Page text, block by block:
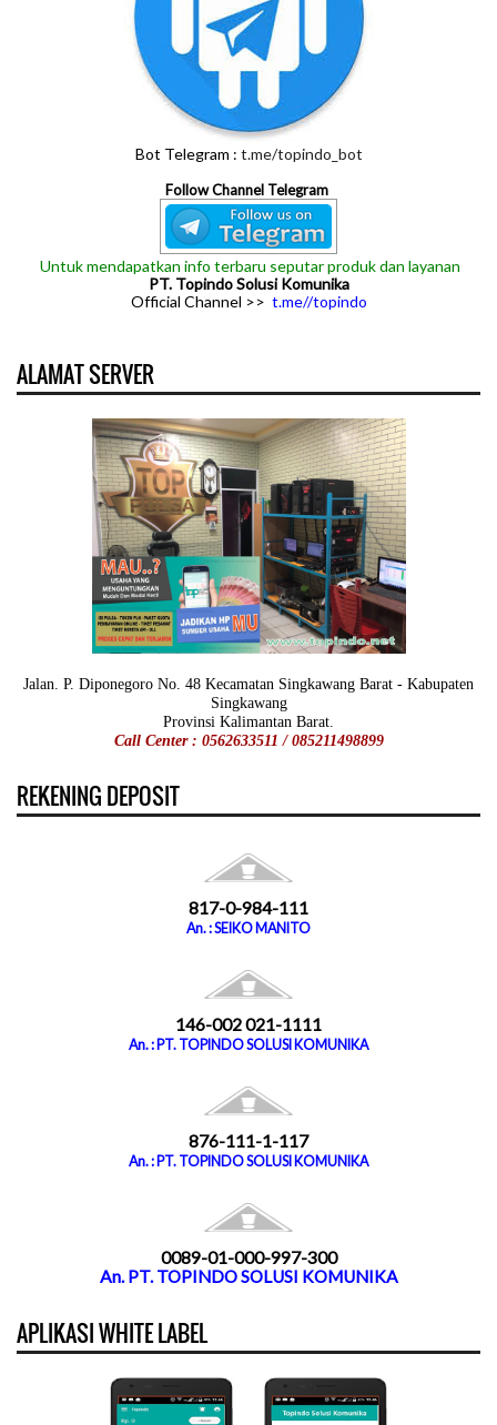
Bot Telegram : t.me/topindo_bot
Follow Channel Telegram
Untuk mendapatkan info terbaru seputar produk dan layanan
PT. Topindo Solusi Komunika
Official Channel >> t.me//topindo
ALAMAT SERVER
Jalan. P. Diponegoro No. 48 Kecamatan Singkawang Barat - Kabupaten
Singkawang
Provinsi Kalimantan Barat.
Call Center : 0562633511 / 085211498899
REKENING DEPOSIT
817-0-984-111
An. : SEIKO MANITO
146-002 021-1111
An. : PT. TOPINDO SOLUSI KOMUNIKA
876-111-1-117
An. : PT. TOPINDO SOLUSI KOMUNIKA
0089-01-000-997-300
An. PT. TOPINDO SOLUSI KOMUNIKA
APLIKASI WHITE LABEL